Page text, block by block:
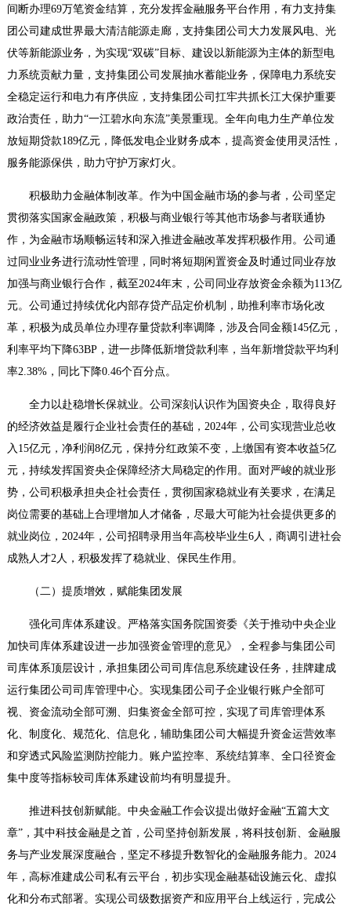
间断办理69万笔资金结算，充分发挥金融服务平台作用，有力支持集
团公司建成世界最大清洁能源走廊，支持集团公司大力发展风电、光
伏等新能源业务，为实现“双碳”目标、建设以新能源为主体的新型电
力系统贡献力量，支持集团公司发展抽水蓄能业务，保障电力系统安
全稳定运行和电力有序供应，支持集团公司扛牢共抓长江大保护重要
政治责任，助力“一江碧水向东流”美景重现。全年向电力生产单位发
放短期贷款189亿元，降低发电企业财务成本，提高资金使用灵活性，
服务能源保供，助力守护万家灯火。
积极助力金融体制改革。 作为中国金融市场的参与者，公司坚定
贯彻落实国家金融政策，积极与商业银行等其他市场参与者联通协
作，为金融市场顺畅运转和深入推进金融改革发挥积极作用。公司通
过同业业务进行流动性管理，同时将短期闲置资金及时通过同业存放
加强与商业银行合作，截至2024年末，公司同业存放资金余额为113亿
元。公司通过持续优化内部存贷产品定价机制，助推利率市场化改
革，积极为成员单位办理存量贷款利率调降，涉及合同金额145亿元，
利率平均下降63BP，进一步降低新增贷款利率，当年新增贷款平均利
率2.38%，同比下降0.46个百分点。
全力以赴稳增长保就业。 公司深刻认识作为国资央企，取得良好
的经济效益是履行企业社会责任的基础，2024年，公司实现营业总收
入15亿元，净利润8亿元，保持分红政策不变，上缴国有资本收益5亿
元，持续发挥国资央企保障经济大局稳定的作用。面对严峻的就业形
势，公司积极承担央企社会责任，贯彻国家稳就业有关要求，在满足
岗位需要的基础上合理增加人才储备，尽最大可能为社会提供更多的
就业岗位，2024年，公司招聘录用当年高校毕业生6人，商调引进社会
成熟人才2人，积极发挥了稳就业、保民生作用。
（二）提质增效，赋能集团发展
强化司库体系建设。 严格落实国务院国资委《关于推动中央企业
加快司库体系建设进一步加强资金管理的意见》，全程参与集团公司
司库体系顶层设计，承担集团公司司库信息系统建设任务，挂牌建成
运行集团公司司库管理中心。实现集团公司子企业银行账户全部可
视、资金流动全部可溯、归集资金全部可控，实现了司库管理体系
化、制度化、规范化、信息化，辅助集团公司大幅提升资金运营效率
和穿透式风险监测防控能力。账户监控率、系统结算率、全口径资金
集中度等指标较司库体系建设前均有明显提升。
推进科技创新赋能。 中央金融工作会议提出做好金融“五篇大文
章”，其中科技金融是之首，公司坚持创新发展，将科技创新、金融服
务与产业发展深度融合，坚定不移提升数智化的金融服务能力。2024
年，高标准建成公司私有云平台，初步实现金融基础设施云化、虚拟
化和分布式部署。实现公司级数据资产和应用平台上线运行，完成公